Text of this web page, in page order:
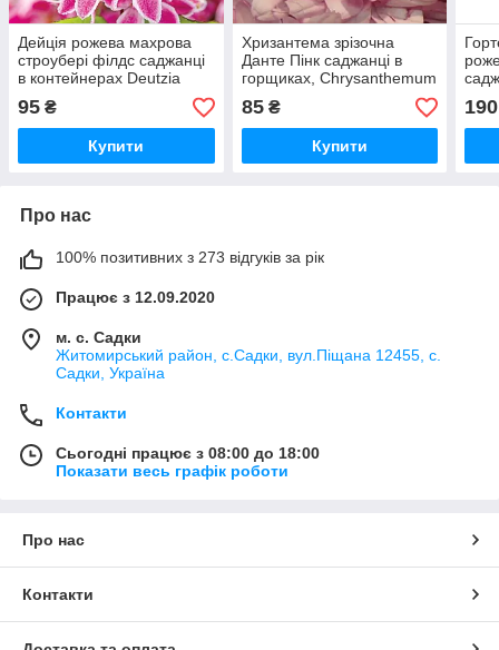
Дейція рожева махрова
строубері філдс саджанці
в контейнерах Deutzia
hybrida strawberry fields
95 ₴
Купити
Хризантема зрізочна
Данте Пінк саджанці в
горщиках, Chrysanthemum
Dante pink
85₴
Купити
190
Про нас
100% позитивних з 273 відгуків за рік
Працює з 12.09.2020
м. с. Садки
Житомирський район, с.Садки, вул.Піщана 12455, с.
Садки, Україна
Контакти
Сьогодні працює з 08:00 до 18:00
Показати весь графік роботи
Про нас
Контакти